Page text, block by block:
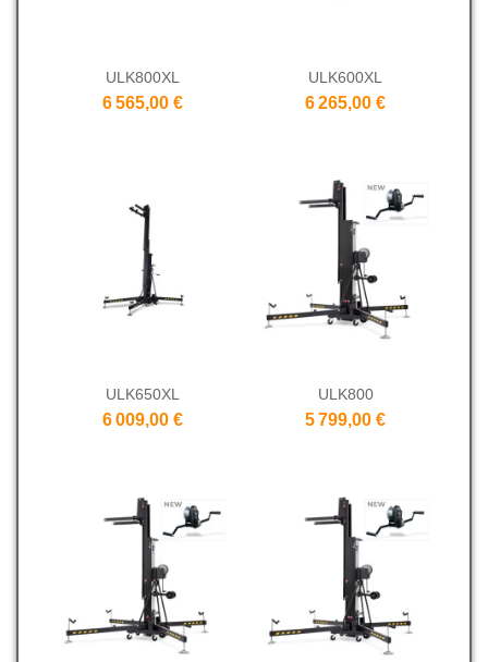
ULK800XL
6 565,00 €
ULK600XL
6 265,00 €
ULK650XL
6 009,00 €
ULK800
5 799,00 €